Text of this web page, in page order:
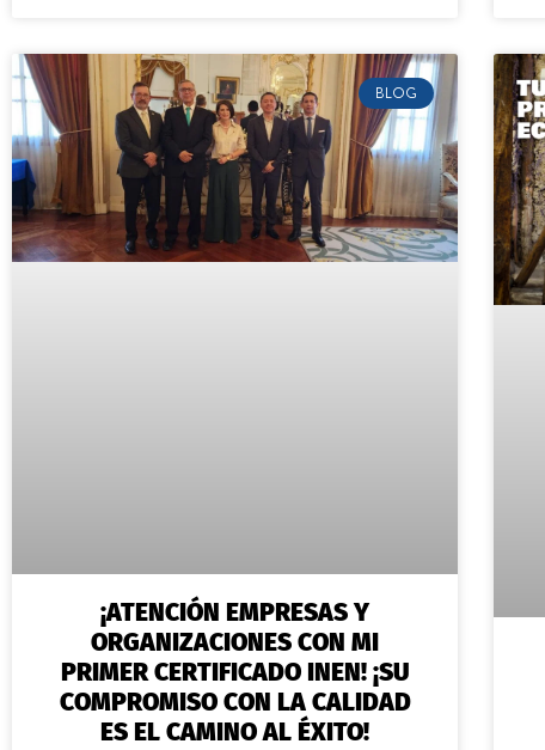
BLOG
¡ATENCIÓN EMPRESAS Y
ORGANIZACIONES CON MI
PRIMER CERTIFICADO INEN! ¡SU
COMPROMISO CON LA CALIDAD
ES EL CAMINO AL ÉXITO!